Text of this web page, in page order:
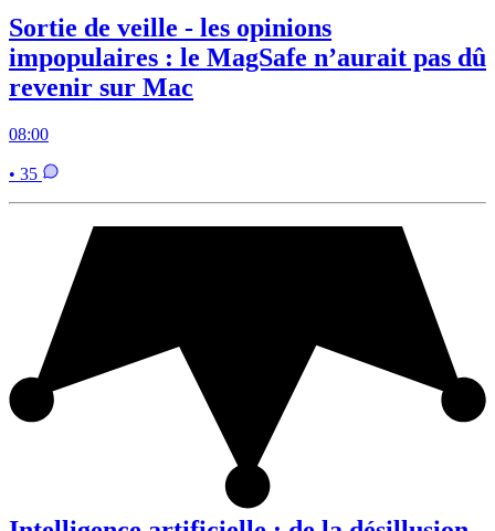
Sortie de veille - les opinions
impopulaires : le MagSafe n’aurait pas dû
revenir sur Mac
08:00
• 35